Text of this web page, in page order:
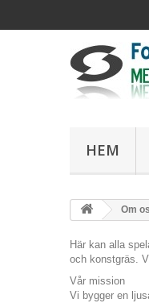
HEM
Om
Här kan alla
och konstgräs.
Vår mission
Vi bygger en